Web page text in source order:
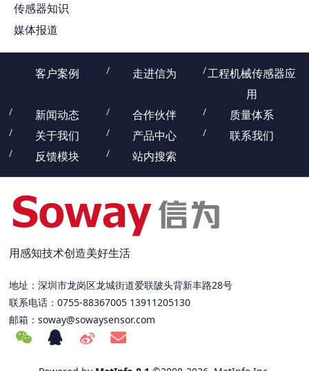
传感器知识
媒体报道
客户案例 走进信为
工程机械传感器应
用
新闻动态
合作伙伴
质量体系
关于我们
产品中心
联系我们
反馈模块
站内搜索
用感知技术创造美好生活
地址：深圳市龙岗区龙城街道爱联陂头背新丰路28号
联系电话：0755-88367005 13911205130
邮箱：soway@sowaysensor.com